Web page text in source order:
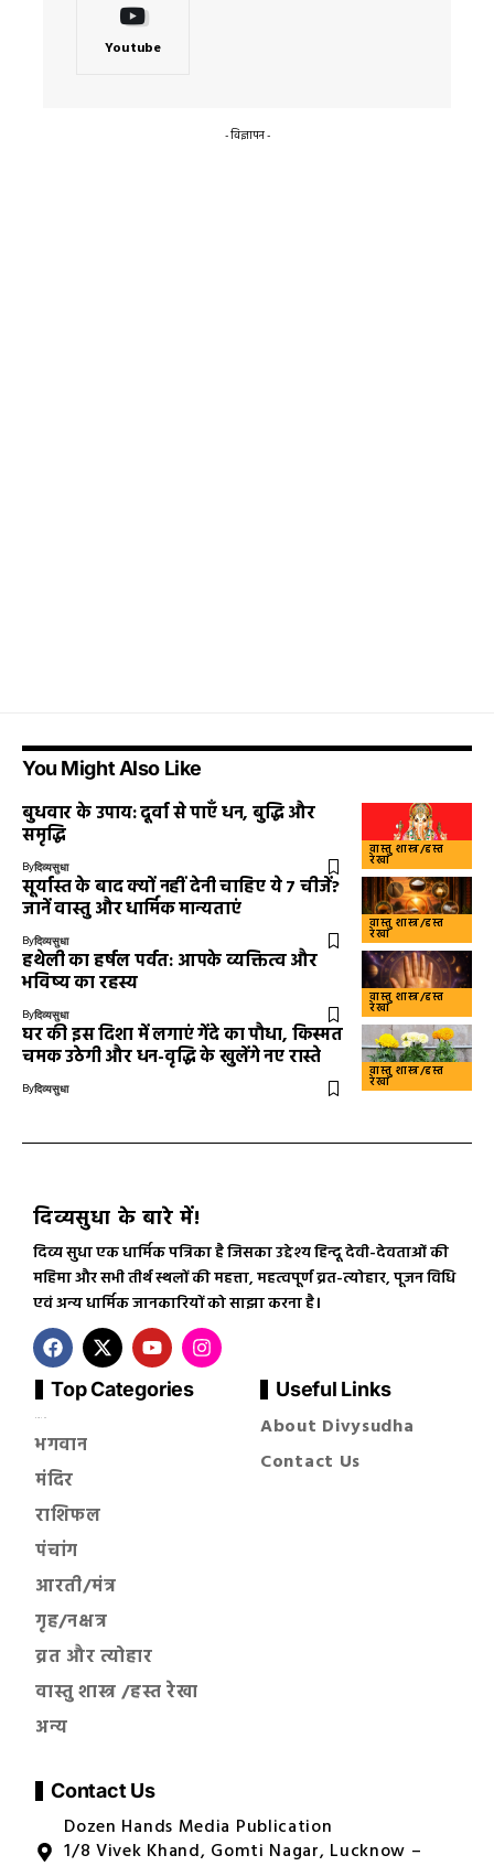
Youtube
- विज्ञापन -
You Might Also Like
वास्तु शास्त्र/हस्त
रेखा
बुधवार के उपाय: दूर्वा से पाएँ धन, बुद्धि और
समृद्धि
Byदिव्यसुधा
वास्तु शास्त्र/हस्त
रेखा
सूर्यास्त के बाद क्यों नहीं देनी चाहिए ये 7 चीजें?
जानें वास्तु और धार्मिक मान्यताएं
Byदिव्यसुधा
वास्तु शास्त्र/हस्त
रेखा
हथेली का हर्षल पर्वत: आपके व्यक्तित्व और
भविष्य का रहस्य
Byदिव्यसुधा
वास्तु शास्त्र/हस्त
रेखा
घर की इस दिशा में लगाएं गेंदे का पौधा, किस्मत
चमक उठेगी और धन-वृद्धि के खुलेंगे नए रास्ते
Byदिव्यसुधा
दिव्यसुधा के बारे में!
दिव्य सुधा एक धार्मिक पत्रिका है जिसका उद्देश्य हिन्दू देवी-देवताओं की
महिमा और सभी तीर्थ स्थलों की महत्ता, महत्वपूर्ण व्रत-त्योहार, पूजन विधि
एवं अन्य धार्मिक जानकारियों को साझा करना है।
Top Categories
भगवान
मंदिर
राशिफल
पंचांग
आरती/मंत्र
गृह/नक्षत्र
व्रत और त्योहार
वास्तु शास्त्र /हस्त रेखा
अन्य
Useful Links
About Divysudha
Contact Us
Contact Us
Dozen Hands Media Publication
1/8 Vivek Khand, Gomti Nagar, Lucknow –